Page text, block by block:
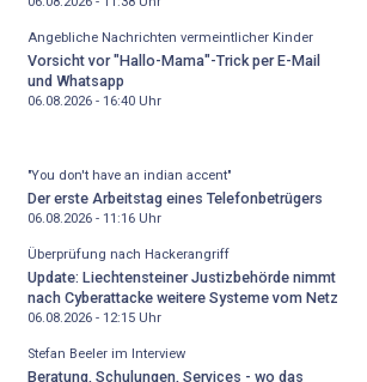
Angebliche Nachrichten vermeintlicher Kinder
Vorsicht vor "Hallo-Mama"-Trick per E-Mail
und Whatsapp
06.08.2026 - 16:40Uhr
"You don't have an indian accent"
Der erste Arbeitstag eines Telefonbetrügers
06.08.2026 - 11:16Uhr
Überprüfung nach Hackerangriff
Update: Liechtensteiner Justizbehörde nimmt
nach Cyberattacke weitere Systeme vom Netz
06.08.2026 - 12:15Uhr
Stefan Beeler im Interview
Beratung, Schulungen, Services - wo das